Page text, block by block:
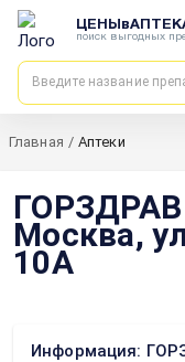
поиск выгодных
Главная / Аптеки
ГОРЗДРАВ
Москва,
10А
Информация: